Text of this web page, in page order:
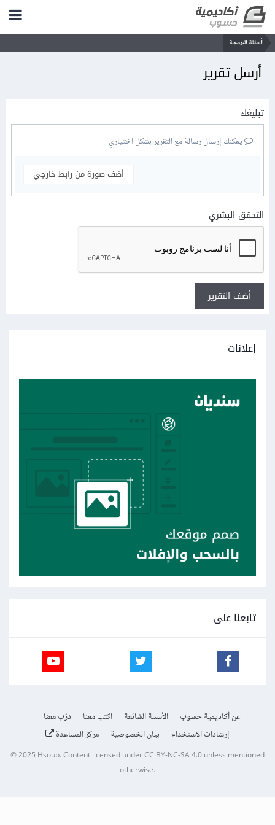
أسئلة البرمجة
أرسل تقرير
تبليغك
يمكنك إرسال رسالة مع التقرير بشكل اختياري
أضف صورة من رابط خارجي
التحقق البشري
أضف التقرير
إعلانات
تابعنا على
عن أكاديمية حسوب الأسئلة الشائعة اكتب معنا
درّب معنا
إرشادات الاستخدام
بيان الخصوصية مركز المساعدة
© 2025 Hsoub.Content licensed underCC BY-NC-SA 4.0unless mentioned
otherwise.